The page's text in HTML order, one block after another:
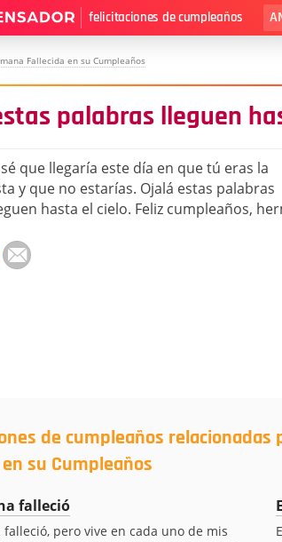
felicitaciones de cumpleaños
Fallecida en su Cumpleaños
palabras lleguen
que llegaría este día en que tú eras la
y que no estarías. Ojalá estas palabras
hasta el cielo. Feliz cumpleaños,
de cumpleaños
su Cumpleaños
falleció
pero vive en cada uno de mis